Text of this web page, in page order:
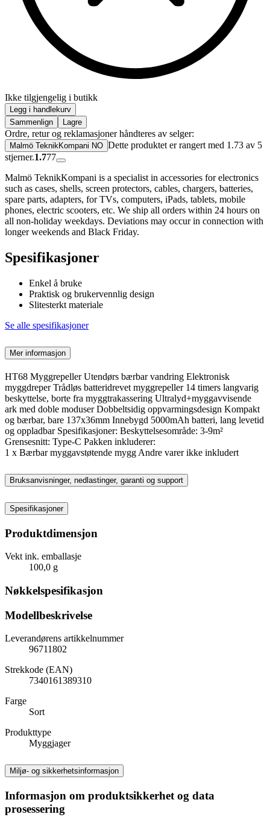
Ikke tilgjengelig i butikk
Legg i handlekurv
Sammenlign
Lagre
Ordre, retur og reklamasjoner håndteres av selger:
Malmö TeknikKompani NO Dette produktet er rangert med 1.73 av 5
stjerner.1.777
Malmö TeknikKompani is a specialist in accessories for electronics
such as cases, shells, screen protectors, cables, chargers, batteries,
spare parts, adapters, for TVs, computers, iPads, tablets, mobile
phones, electric scooters, etc. We ship all orders within 24 hours on
all non-holiday weekdays. Deviations may occur in connection with
longer weekends and Black Friday.
Spesifikasjoner
Enkel å bruke
Praktisk og brukervennlig design
Slitesterkt materiale
Se alle spesifikasjoner
Mer informasjon
HT68 Myggrepeller Utendørs bærbar vandring Elektronisk
myggdreper Trådløs batteridrevet myggrepeller 14 timers langvarig
beskyttelse, borte fra myggtrakassering Ultralyd+myggavvisende
ark med doble moduser Dobbeltsidig oppvarmingsdesign Kompakt
og bærbar, bare 137x36mm Innebygd 5000mAh batteri, lang levetid
og oppladbar Spesifikasjoner: Beskyttelsesområde: 3-9m²
Grensesnitt: Type-C Pakken inkluderer:
1 x Bærbar myggavstøtende mygg Andre varer ikke inkludert
Bruksanvisninger, nedlastinger, garanti og support
Spesifikasjoner
Produktdimensjon
Vekt ink. emballasje
100,0 g
Nøkkelspesifikasjon
Modellbeskrivelse
Leverandørens artikkelnummer
96711802
Strekkode (EAN)
7340161389310
Farge
Sort
Produkttype
Myggjager
Miljø- og sikkerhetsinformasjon
Informasjon om produktsikkerhet og data
prosessering